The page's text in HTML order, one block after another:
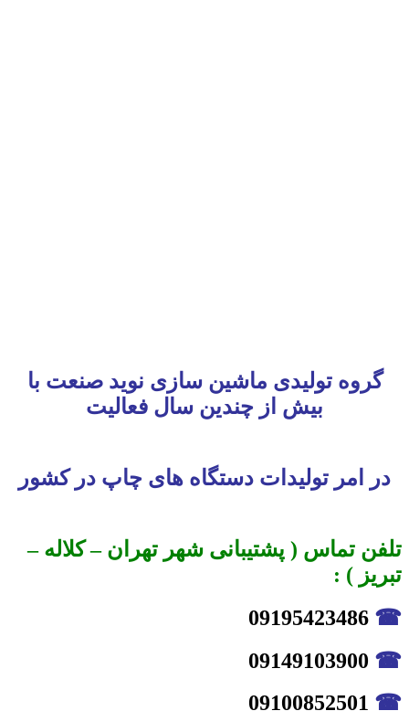
گروه تولیدی ماشین سازی نوید صنعت با
بیش از چندین سال فعالیت
در امر تولیدات دستگاه های چاپ در کشور
تلفن تماس ( پشتیبانی شهر تهران – کلاله –
تبریز ) :
☎
☎
☎